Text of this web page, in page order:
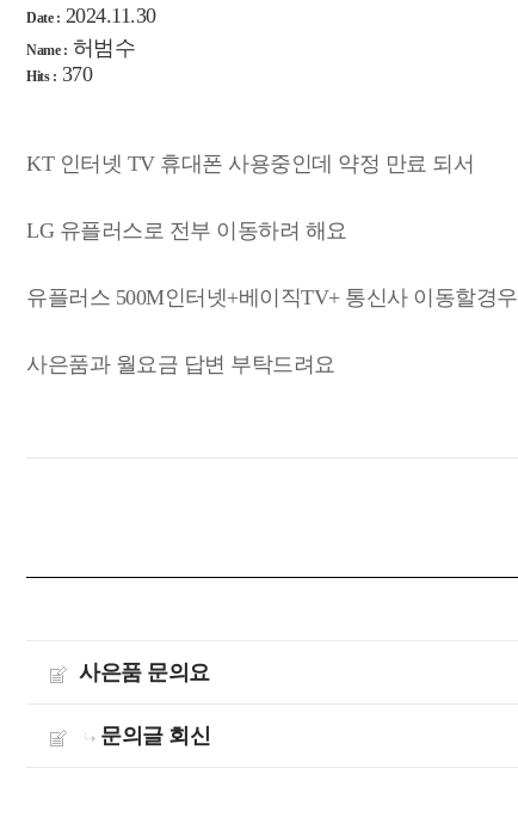
Date : 2024.11.30
Name : 허범수
Hits : 370
KT 인터넷 TV 휴대폰 사용중인데 약정 만료 되서
LG 유플러스로 전부 이동하려 해요
유플러스 500M인터넷+베이직TV+ 통신사 이동할경우
사은품과 월요금 답변 부탁드려요
사은품 문의요
문의글 회신